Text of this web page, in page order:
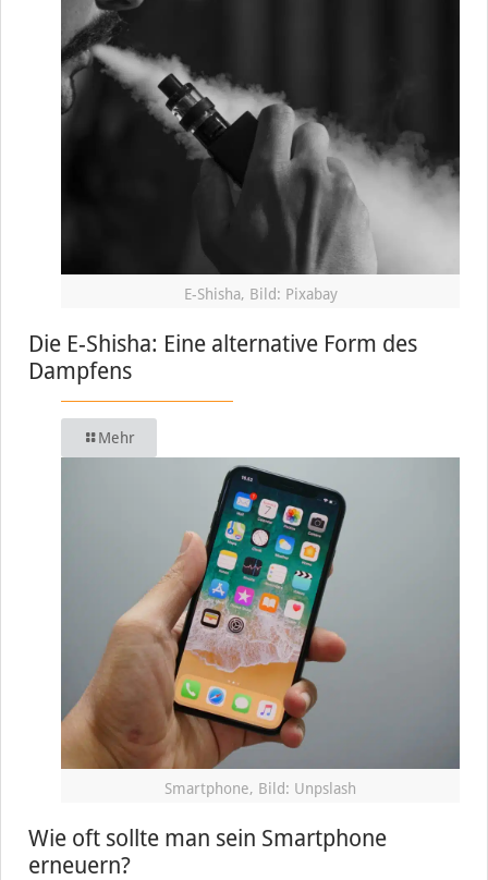
E-Shisha, Bild: Pixabay
Die E-Shisha: Eine alternative Form des
Dampfens
Mehr
Smartphone, Bild: Unpslash
Wie oft sollte man sein Smartphone
erneuern?